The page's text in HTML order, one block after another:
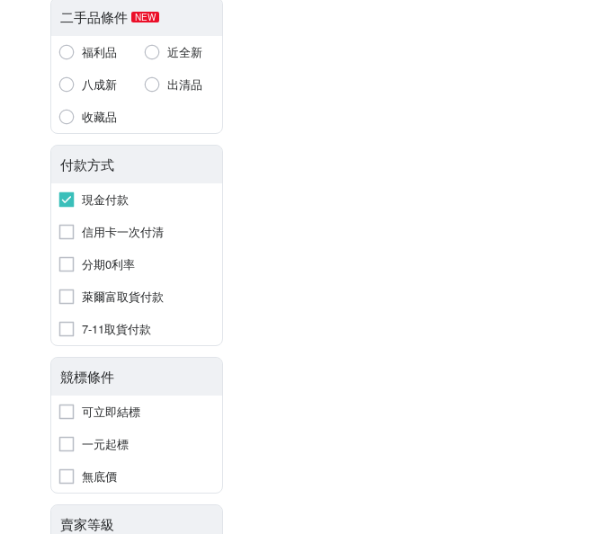
二手品條件 NEW
福利品
近全新
八成新
出清品
收藏品
付款方式
現金付款
信用卡一次付清
分期0利率
萊爾富取貨付款
7-11取貨付款
競標條件
可立即結標
一元起標
無底價
賣家等級